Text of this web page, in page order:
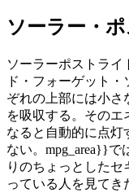
ソーラー・
ソーラーポストライ
ド・フォーゲット
ぞれの上部には小さ
を吸収する。そのエ
なると自動的に点灯
ない。mpg_area}}
りのちょっとした
っている人を見てき